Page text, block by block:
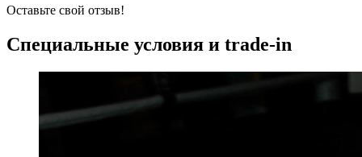
Оставьте свой отзыв!
Специальные условия и trade-in